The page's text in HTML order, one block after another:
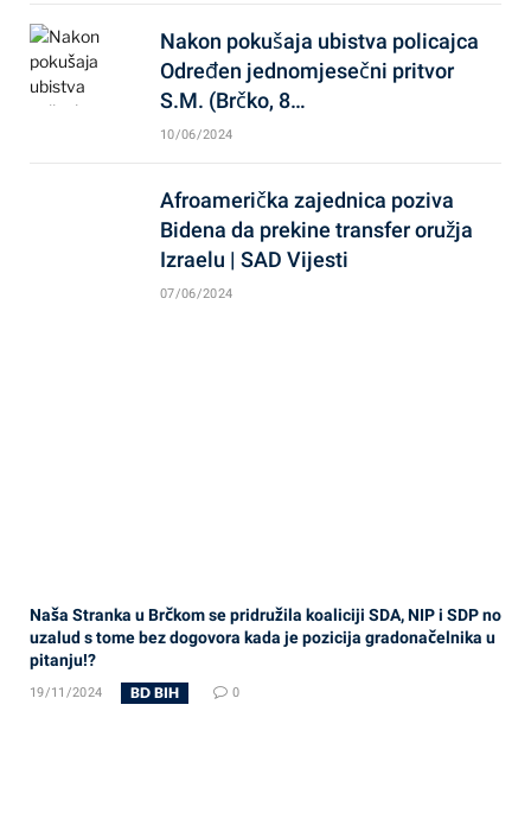
Nakon pokušaja ubistva policajca
Određen jednomjesečni pritvor
S.M. (Brčko, 8…
10/06/2024
Afroamerička zajednica poziva
Bidena da prekine transfer oružja
Izraelu | SAD Vijesti
07/06/2024
Naša Stranka u Brčkom se pridružila koaliciji SDA, NIP i SDP no
uzalud s tome bez dogovora kada je pozicija gradonačelnika u
pitanju!?
19/11/2024 BD BIH 0